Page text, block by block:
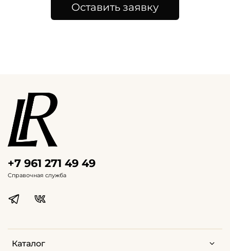
Оставить заявку
Каталог
+7 961 271 49 49
Справочная служба